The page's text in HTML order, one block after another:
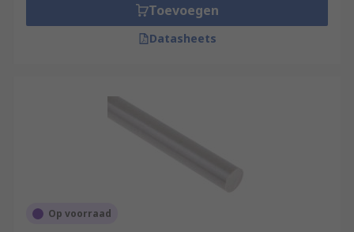
Toevoegen
Datasheets
Op voorraad